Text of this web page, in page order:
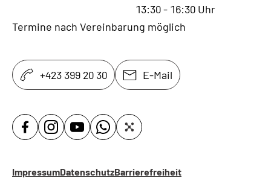
13:30- 16:30 Uhr
Termine nach Vereinbarung möglich
+423 399 20 30 E-Mail
ImpressumDatenschutzBarrierefreiheit